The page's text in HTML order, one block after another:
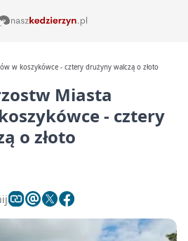
w koszykówce - cztery drużyny walczą o złoto
Miasta
- cztery
o złoto